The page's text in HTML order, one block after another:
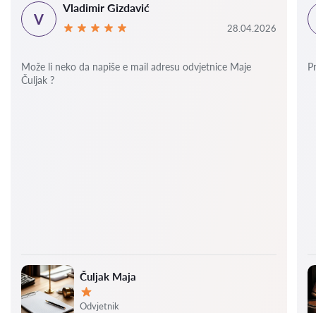
Čuljak Maja
Ocjena:
Odvjetnik
V
Vladimir Gizdavić
28.04.2026
Može li neko da napiše e mail adresu odvjetnice Maje
Čuljak ?